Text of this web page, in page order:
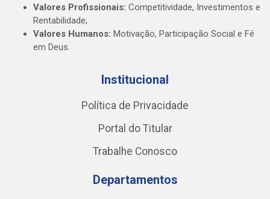
Valores Profissionais: Competitividade, Investimentos e
Rentabilidade;
Valores Humanos: Motivação, Participação Social e Fé
em Deus.
Institucional
Política de Privacidade
Portal do Titular
Trabalhe Conosco
Departamentos